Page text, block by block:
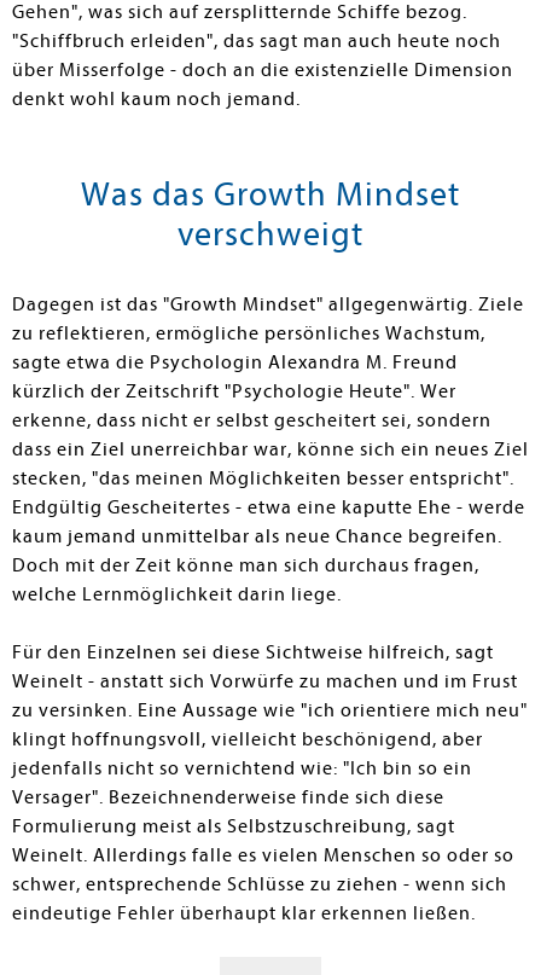
Gehen", was sich auf zersplitternde Schiffe bezog.
"Schiffbruch erleiden", das sagt man auch heute noch
über Misserfolge - doch an die existenzielle Dimension
denkt wohl kaum noch jemand.
Was das Growth Mindset
verschweigt
Dagegen ist das "Growth Mindset" allgegenwärtig. Ziele
zu reflektieren, ermögliche persönliches Wachstum,
sagte etwa die Psychologin Alexandra M. Freund
kürzlich der Zeitschrift "Psychologie Heute". Wer
erkenne, dass nicht er selbst gescheitert sei, sondern
dass ein Ziel unerreichbar war, könne sich ein neues Ziel
stecken, "das meinen Möglichkeiten besser entspricht".
Endgültig Gescheitertes - etwa eine kaputte Ehe - werde
kaum jemand unmittelbar als neue Chance begreifen.
Doch mit der Zeit könne man sich durchaus fragen,
welche Lernmöglichkeit darin liege.
Für den Einzelnen sei diese Sichtweise hilfreich, sagt
Weinelt - anstatt sich Vorwürfe zu machen und im Frust
zu versinken. Eine Aussage wie "ich orientiere mich neu"
klingt hoffnungsvoll, vielleicht beschönigend, aber
jedenfalls nicht so vernichtend wie: "Ich bin so ein
Versager". Bezeichnenderweise finde sich diese
Formulierung meist als Selbstzuschreibung, sagt
Weinelt. Allerdings falle es vielen Menschen so oder so
schwer, entsprechende Schlüsse zu ziehen - wenn sich
eindeutige Fehler überhaupt klar erkennen ließen.